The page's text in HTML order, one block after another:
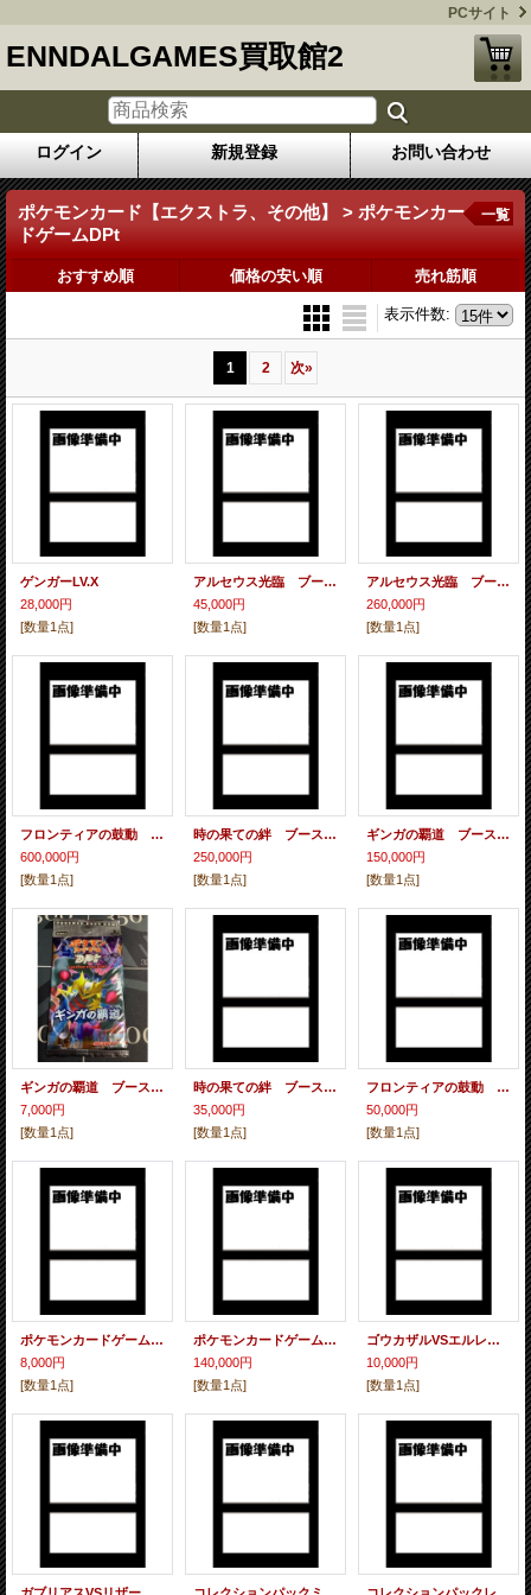
PCサイト
ENNDALGAMES買取館2
ログイン 新規登録 お問い合わせ
ポケモンカード【エクストラ、その他】 > ポケモンカー
ドゲームDPt
一覧
おすすめ順 価格の安い順 売れ筋順
表示件数:
1 2 次»
ゲンガーLV.X
28,000円
[数量1点]
アルセウス光臨 ブースター未開封パック
45,000円
[数量1点]
アルセウス光臨 ブースター未開封BOX
260,000円
[数量1点]
フロンティアの鼓動 ブースター未開封BOX
600,000円
[数量1点]
時の果ての絆 ブースター未開封BOX
250,000円
[数量1点]
ギンガの覇道 ブースター未開封BOX
150,000円
[数量1点]
ギンガの覇道 ブースターパック
7,000円
[数量1点]
時の果ての絆 ブースターパック
35,000円
[数量1点]
フロンティアの鼓動 ブースターパック
50,000円
[数量1点]
ポケモンカードゲームDPtエントリーパック
8,000円
[数量1点]
ポケモンカードゲームDPtギフトボックス 未開封
140,000円
[数量1点]
ゴウカザルVSエルレイド 対戦スターターパックSP
10,000円
[数量1点]